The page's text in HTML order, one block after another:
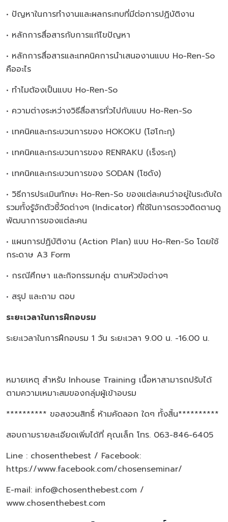
• ปัญหาในการทำงานและผลกระทบที่มีต่อการปฏิบัติงาน
• หลักการสื่อสารกับการแก้ไขปัญหา
• หลักการสื่อสารและเทคนิคการนำเสนองานแบบ Ho-Ren-So
คืออะไร
• ทำไมต้องเป็นแบบ Ho-Ren-So
• ความต่างระหว่างวิธีสื่อสารทั่วไปกับแบบ Ho-Ren-So
• เทคนิคและกระบวนการของ HOKOKU (โฮโกะกุ)
• เทคนิคและกระบวนการของ RENRAKU (เร็งระกุ)
• เทคนิคและกระบวนการของ SODAN (โซดัง)
• วิธีการประเมินทักษะ Ho-Ren-So ของแต่ละคนว่าอยู่ในระดับใด
รวมทั้งรู้จักตัวชี้วัดต่างๆ (Indicator) ที่ใช้ในการตรวจติดตามดู
พัฒนาการของแต่ละคน
• แผนการปฏิบัติงาน (Action Plan) แบบ Ho-Ren-So โดยใช้
กระดาษ A3 Form
• กรณีศึกษา และกิจกรรมกลุ่ม ตามหัวข้อต่างๆ
• สรุป และถาม ตอบ
ระยะเวลาในการฝึกอบรม
ระยะเวลาในการฝึกอบรม 1 วัน ระยะเวลา 9.00 น. -16.00 น.
หมายเหตุ สำหรับ Inhouse Training เนื้อหาสามารถปรับได้
ตามความเหมาะสมของกลุ่มผู้เข้าอบรม
********** ขอสงวนสิทธิ์ ห้ามคัดลอก ใดๆ ทั้งสิ้น**********
สอบถามรายละเอียดเพิ่มได้ที่ คุณเล็ก โทร. 063-846-6405
Line : chosenthebest / Facebook:
https://www.facebook.com/chosenseminar/
E-mail: info@chosenthebest.com /
www.chosenthebest.com